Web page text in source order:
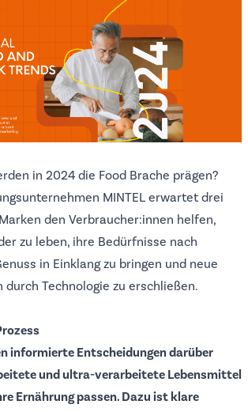
in 2024 die Food Brache prägen?
MINTEL erwartet drei
den Verbraucher:innen helfen,
zu leben, ihre Bedürfnisse nach
in Einklang zu bringen und neue
Technologie zu erschließen.
informierte Entscheidungen darüber
und ultra-verarbeitete Lebensmittel
Ernährung passen. Dazu ist klare